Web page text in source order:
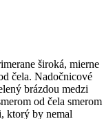
široká, mierne
čela. Nadočnicové
brázdou medzi
od čela smerom
ktorý by nemal